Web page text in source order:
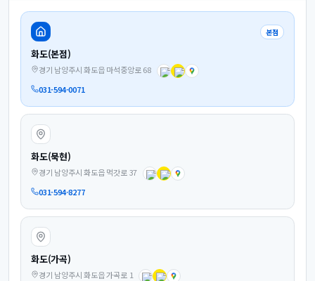
본점
화도(본점)
경기 남양주시 화도읍 마석중앙로 68
031-594-0071
화도(묵현)
경기 남양주시 화도읍 먹갓로 37
031-594-8277
화도(가곡)
경기 남양주시 화도읍 가곡로 1